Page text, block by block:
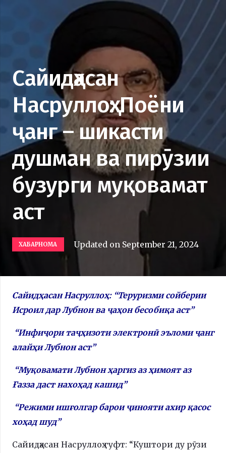
Сайидҳасан
Насруллоҳ: Поёни
ҷанг – шикасти
душман ва пирӯзии
бузурги муқовамат
аст
ХАБАРНОМА Updated on September 21, 2024
Сайидҳасан Насруллоҳ: “Теруризми сойберии
Исроил дар Лубнон ва ҷаҳон бесобиқа аст”
“Инфиҷори таҷҳизоти электронӣ эъломи ҷанг
алайҳи Лубнон аст”
“Муқовамати Лубнон ҳаргиз аз ҳимоят аз
Ғазза даст нахоҳад кашид”
“Режими ишғолгар барои ҷинояти ахир қасос
хоҳад шуд”
Сайидҳасан Насруллоҳ гуфт: “Куштори ду рӯзи